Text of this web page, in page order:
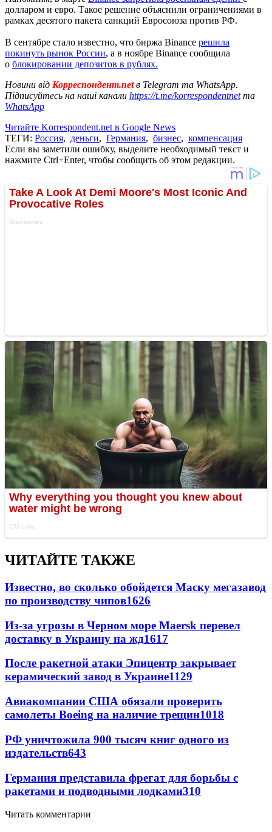
долларом и евро. Такое решение объяснили ограничениями в
рамках десятого пакета санкций Евросоюза против РФ.
В сентябре стало известно, что биржа Binance решила
покинуть рынок России, а в ноябре Binance сообщила
о блокировании депозитов в рублях.
Новини від Корреспондент.netв Telegram та WhatsApp.
Підписуйтесь на наші канали https://t.me/korrespondentnetта
WhatsApp
Читайте Korrespondent.net в Google News
ТЕГИ: Россия, деньги, Германия, бизнес, компенсация
Если вы заметили ошибку, выделите необходимый текст и
нажмите Ctrl+Enter, чтобы сообщить об этом редакции.
ЧИТАЙТЕ ТАКЖЕ
Известно, во сколько обойдется Маску мегазавод
по производству чипов1626
Из-за угрозы в Черном море Maersk перевел
доставку в Украину на жд1617
После ракетной атаки Эпицентр закрывает
керамический завод в Украине1129
Авиакомпании США обязали проверить
самолеты Boeing на наличие трещин1018
РФ уничтожила 900 тысяч книг одного из
издательств643
Германия представила фрегат для борьбы с
ракетами и подводными лодками310
Читать комментарии